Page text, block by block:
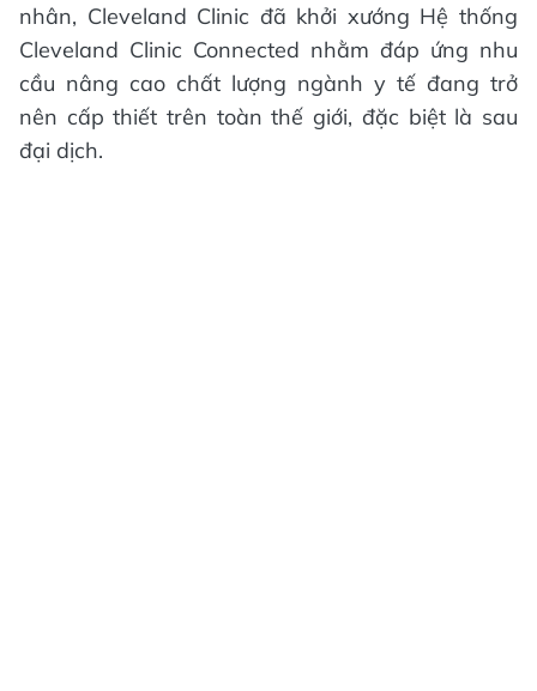
nhân, Cleveland Clinic đã khởi xướng Hệ thống
Cleveland Clinic Connected nhằm đáp ứng nhu
cầu nâng cao chất lượng ngành y tế đang trở
nên cấp thiết trên toàn thế giới, đặc biệt là sau
đại dịch.